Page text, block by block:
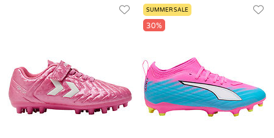
SUMMER SALE
30%